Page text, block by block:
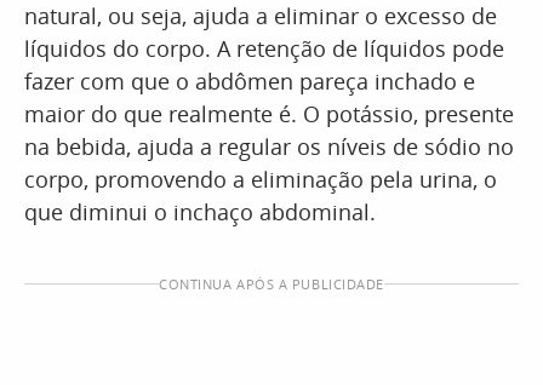
natural, ou seja, ajuda a eliminar o excesso de
líquidos do corpo. A retenção de líquidos pode
fazer com que o abdômen pareça inchado e
maior do que realmente é. O potássio, presente
na bebida, ajuda a regular os níveis de sódio no
corpo, promovendo a eliminação pela urina, o
que diminui o inchaço abdominal.
CONTINUA APÓS A PUBLICIDADE